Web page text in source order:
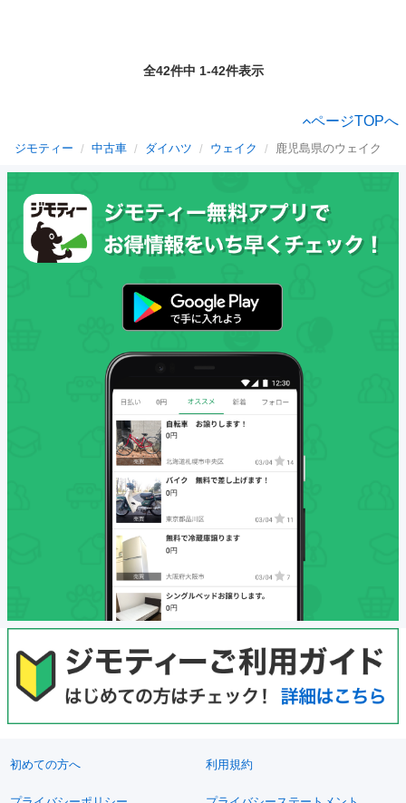
全42件中 1-42件表示
ページTOPへ
ジモティー 中古車 ダイハツ ウェイク 鹿児島県のウェイク
初めての方へ 利用規約